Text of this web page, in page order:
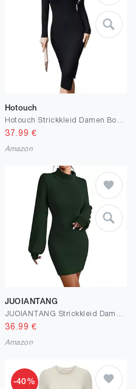
Hotouch
37.99 €
Amazon
JUOIANTANG
36.99 €
Amazon
-40%